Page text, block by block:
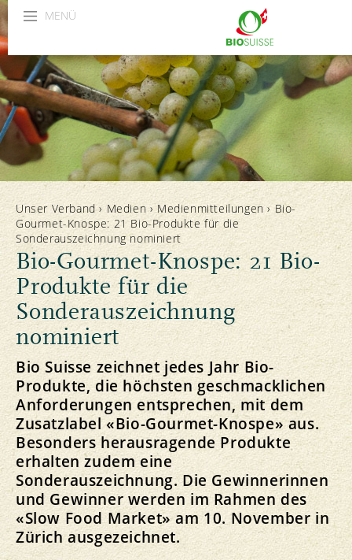
MENÜ
Unser Verband› Medien ›Medienmitteilungen ›Bio-
Gourmet-Knospe: 21 Bio-Produkte für die
Sonderauszeichnung nominiert
Bio-Gourmet-Knospe: 21 Bio-
Produkte für die
Sonderauszeichnung
nominiert
Bio Suisse zeichnet jedes Jahr Bio-
Produkte, die höchsten geschmacklichen
Anforderungen entsprechen, mit dem
Zusatzlabel «Bio-Gourmet-Knospe» aus.
Besonders herausragende Produkte
erhalten zudem eine
Sonderauszeichnung. Die Gewinnerinnen
und Gewinner werden im Rahmen des
«Slow Food Market» am 10. November in
Zürich ausgezeichnet.